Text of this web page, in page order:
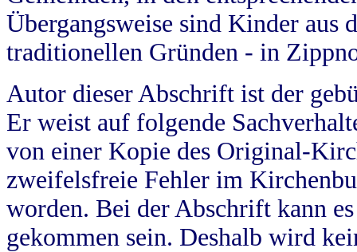
Übergangsweise sind Kinder aus
traditionellen Gründen - in
Autor dieser Abschrift ist der
Er weist auf folgende
von einer Kopie des Original-
zweifelsfreie Fehler im
worden. Bei der Abschrift kann
gekommen sein. Deshalb wird